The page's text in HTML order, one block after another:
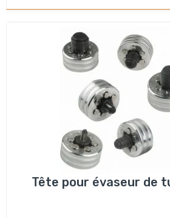
Tête pour évaseur de